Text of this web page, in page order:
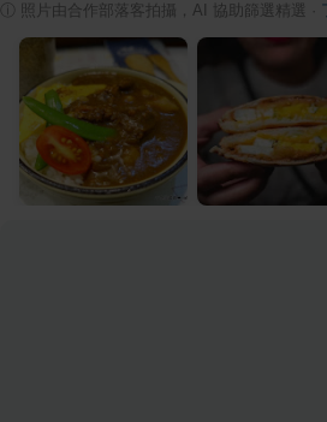
照片由合作部落客拍攝，AI 協助篩選精選